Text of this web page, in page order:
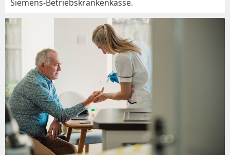
Siemens-Betriebskrankenkasse.